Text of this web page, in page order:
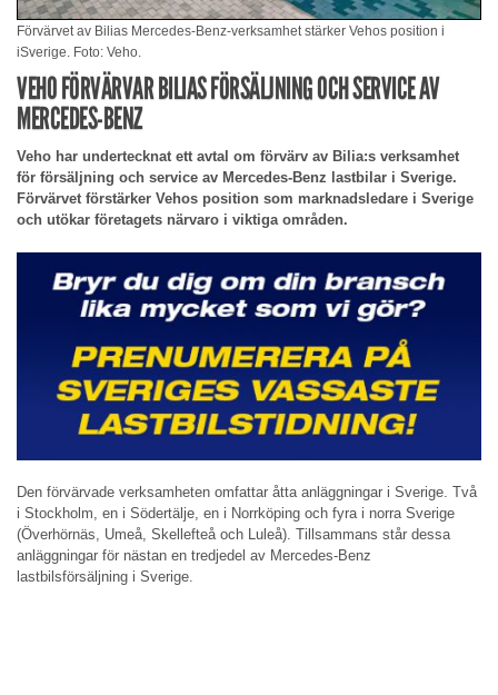
Förvärvet av Bilias Mercedes-Benz-verksamhet stärker Vehos position i
iSverige. Foto: Veho.
VEHO FÖRVÄRVAR BILIAS FÖRSÄLJNING OCH SERVICE AV
MERCEDES-BENZ
Veho har undertecknat ett avtal om förvärv av Bilia:s verksamhet
för försäljning och service av Mercedes-Benz lastbilar i Sverige.
Förvärvet förstärker Vehos position som marknadsledare i Sverige
och utökar företagets närvaro i viktiga områden.
Den förvärvade verksamheten omfattar åtta anläggningar i Sverige. Två
i Stockholm, en i Södertälje, en i Norrköping och fyra i norra Sverige
(Överhörnäs, Umeå, Skellefteå och Luleå). Tillsammans står dessa
anläggningar för nästan en tredjedel av Mercedes-Benz
lastbilsförsäljning i Sverige.